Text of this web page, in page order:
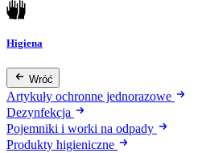
Higiena
Wróć
Artykuły ochronne jednorazowe
Dezynfekcja
Pojemniki i worki na odpady
Produkty higieniczne